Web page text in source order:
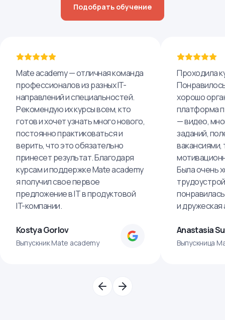
Подобрать обучение
Mate academy — отличная команда
профессионалов из разных IT-
направлений и специальностей.
Рекомендую их курсы всем, кто
готов и хочет узнать много нового,
постоянно практиковаться и
верить, что это обязательно
принесет результат. Благодаря
курсам и поддержке Mate academy
я получил свое первое
предложение в IT в продуктовой
IT-компании.
Kostya Gorlov
Выпускник Mate academy
Проходила
хорошо
платформа
— видео,
заданий,
вакансиями,
Была очень
и
Anastasia
Выпускница